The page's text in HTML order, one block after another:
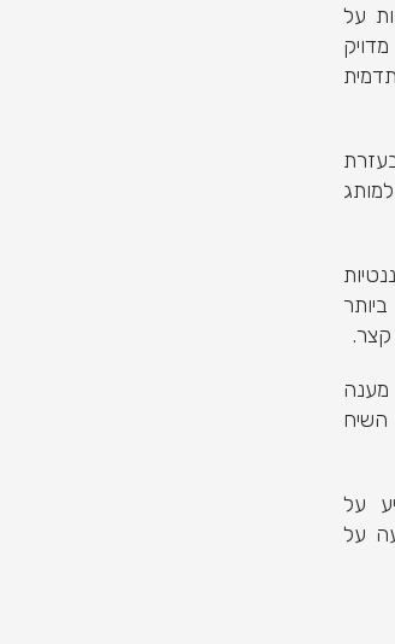
על
קצר.
מענה
השיח
על
על